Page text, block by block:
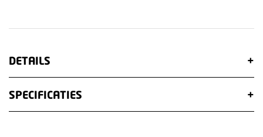
DETAILS +
SPECIFICATIES +